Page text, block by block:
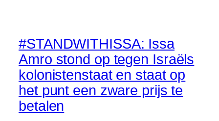
#STANDWITHISSA: Issa
Amro stond op tegen Israëls
kolonistenstaat en staat op
het punt een zware prijs te
betalen